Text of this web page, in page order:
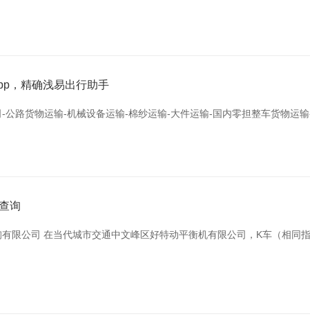
，精确浅易出行助手
公路货物运输-机械设备运输-棉纱运输-大件运输-国内零担整车货物运
询
限公司 在当代城市交通中文峰区好特动平衡机有限公司，K车（相